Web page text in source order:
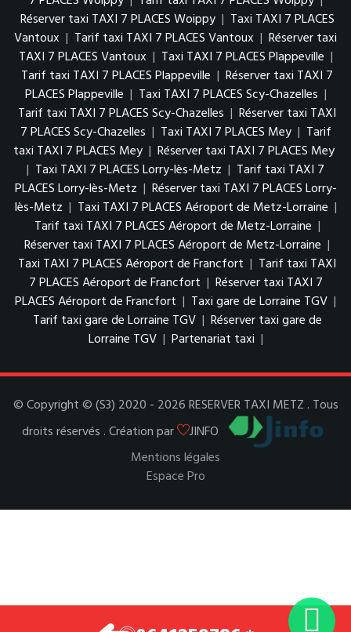
Réserver taxi TAXI 7 PLACES Woippy | Taxi TAXI 7 PLACES
Vantoux | Tarif taxi TAXI 7 PLACES Vantoux | Réserver taxi
TAXI 7 PLACES Vantoux | Taxi TAXI 7 PLACES Plappeville |
Tarif taxi TAXI 7 PLACES Plappeville | Réserver taxi TAXI 7
PLACES Plappeville | Taxi TAXI 7 PLACES Scy-Chazelles |
Tarif taxi TAXI 7 PLACES Scy-Chazelles | Réserver taxi TAXI
7 PLACES Scy-Chazelles | Taxi TAXI 7 PLACES Mey | Tarif
taxi TAXI 7 PLACES Mey | Réserver taxi TAXI 7 PLACES Mey
| Taxi TAXI 7 PLACES Lorry-lès-Metz | Tarif taxi TAXI 7
PLACES Lorry-lès-Metz | Réserver taxi TAXI 7 PLACES Lorry-
lès-Metz | Taxi TAXI 7 PLACES Aéroport de Metz-Lorraine |
Tarif taxi TAXI 7 PLACES Aéroport de Metz-Lorraine |
Réserver taxi TAXI 7 PLACES Aéroport de Metz-Lorraine |
Taxi TAXI 7 PLACES Aéroport de Francfort | Tarif taxi TAXI
7 PLACES Aéroport de Francfort | Réserver taxi TAXI 7
PLACES Aéroport de Francfort | Taxi gare de Lorraine TGV |
Tarif taxi gare de Lorraine TGV | Réserver taxi gare de
Lorraine TGV | Partenariat taxi |
© Copyright © (S3) 2020 - 2026 RESERVER TAXI METZ . Tous
droits réservés . Création par
JINFO
Mentions légales
Espace Pro